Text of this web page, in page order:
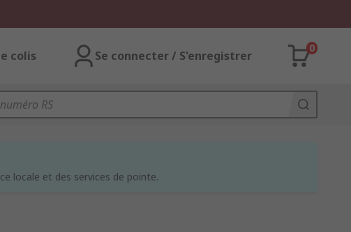
colis Se connecter / S'enregistrer
0
locale et des services de pointe.